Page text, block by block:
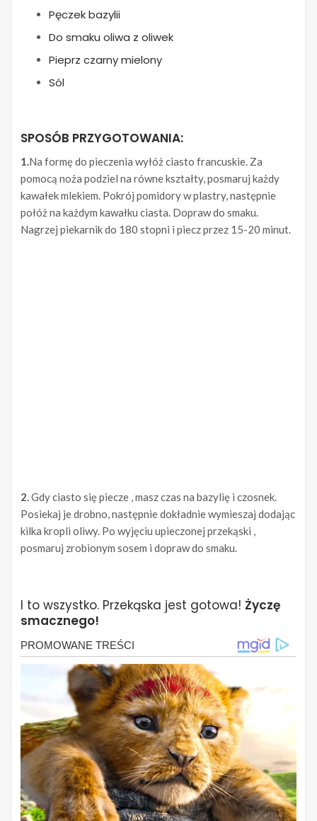
Pęczek bazylii
Do smaku oliwa z oliwek
Pieprz czarny mielony
Sól
SPOSÓB PRZYGOTOWANIA:
1.Na formę do pieczenia wyłóż ciasto francuskie. Za
pomocą noża podziel na równe kształty, posmaruj każdy
kawałek mlekiem. Pokrój pomidory w plastry, następnie
połóż na każdym kawałku ciasta. Dopraw do smaku.
Nagrzej piekarnik do 180 stopni i piecz przez 15-20 minut.
2.Gdy ciasto się piecze , masz czas na bazylię i czosnek.
Posiekaj je drobno, następnie dokładnie wymieszaj dodając
kilka kropli oliwy. Po wyjęciu upieczonej przekąski ,
posmaruj zrobionym sosem i dopraw do smaku.
I to wszystko. Przekąska jest gotowa! Życzę
smacznego!